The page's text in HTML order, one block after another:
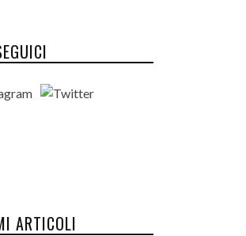
ARTICOLI